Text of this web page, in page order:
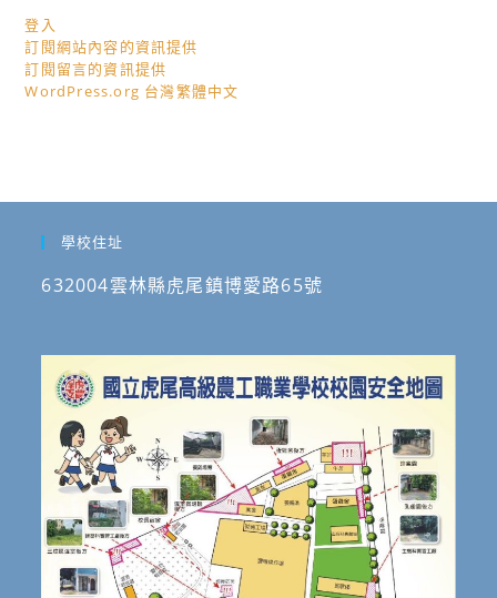
登入
訂閱網站內容的資訊提供
訂閱留言的資訊提供
WordPress.org 台灣繁體中文
學校住址
632004雲林縣虎尾鎮博愛路65號